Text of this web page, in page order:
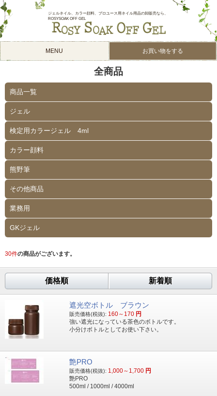
ジェルネイル、カラー顔料、プロユース用ネイル用品の卸販売なら、
ROSYSOAK OFF GEL
MENU お買い物をする
全商品
商品一覧
ジェル
検定用カラージェル 4ml
カラー顔料
熊野筆
その他商品
業務用
GKジェル
30件の商品がございます。
価格順 新着順
遮光空ボトル ブラウン
販売価格(税抜): 160～170 円
強い遮光になっている茶色のボトルです。
小分けボトルとしてお使い下さい。
艶PRO
販売価格(税抜): 1,000～1,700 円
艶PRO
500ml / 1000ml / 4000ml